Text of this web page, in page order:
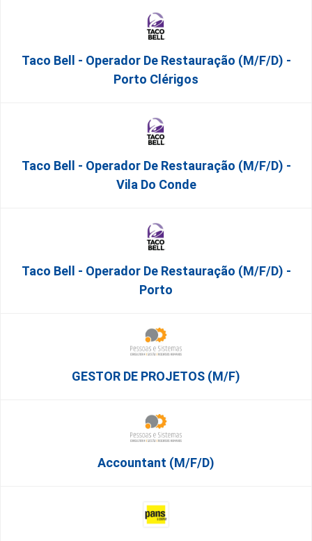
Taco Bell - Operador De Restauração (m/f/d) -
Porto Clérigos
Taco Bell - Operador De Restauração (m/f/d) -
Vila Do Conde
Taco Bell - Operador De Restauração (m/f/d) -
Porto
GESTOR DE PROJETOS (m/f)
Accountant (m/f/d)